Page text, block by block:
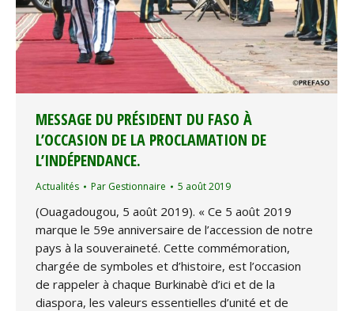
MESSAGE DU PRÉSIDENT DU FASO À
L’OCCASION DE LA PROCLAMATION DE
L’INDÉPENDANCE.
Actualités Par Gestionnaire 5 août 2019
(Ouagadougou, 5 août 2019). « Ce 5 août 2019
marque le 59e anniversaire de l’accession de notre
pays à la souveraineté. Cette commémoration,
chargée de symboles et d’histoire, est l’occasion
de rappeler à chaque Burkinabè d’ici et de la
diaspora, les valeurs essentielles d’unité et de